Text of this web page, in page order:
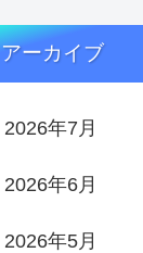
アーカイブ
2026年7月
2026年6月
2026年5月